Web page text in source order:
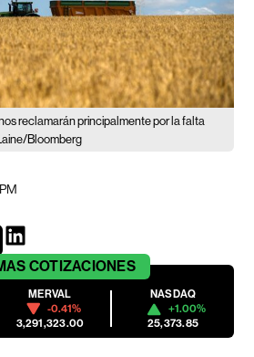
reclamarán principalmente por la falta
Bloomberg
COTIZACIONES
MERVAL
-0.41%
3,291,323.00
NASDAQ
+1.00%
25,373.85